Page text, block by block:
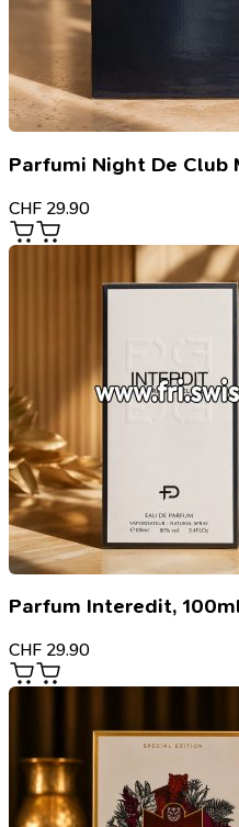
Parfumi Night De Club
CHF 29.90
Parfum Interedit,
CHF 29.90